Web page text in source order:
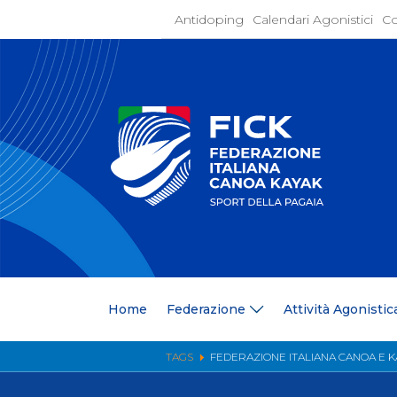
Antidoping Calendari Agonistici
Home Federazione Attività
TAGS FEDERAZIONE ITALIANA CANOA E
Home
News
Ufficio